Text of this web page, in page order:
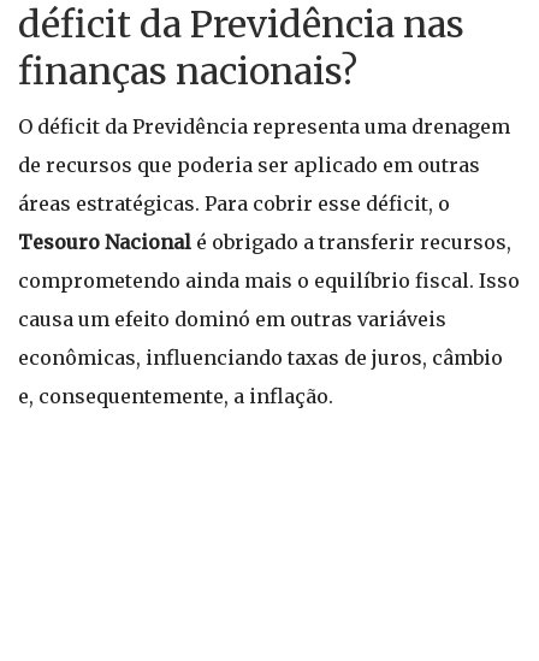
déficit da Previdência nas
finanças nacionais?
O déficit da Previdência representa uma drenagem
de recursos que poderia ser aplicado em outras
áreas estratégicas. Para cobrir esse déficit, o
Tesouro Nacional é obrigado a transferir recursos,
comprometendo ainda mais o equilíbrio fiscal. Isso
causa um efeito dominó em outras variáveis
econômicas, influenciando taxas de juros, câmbio
e, consequentemente, a inflação.